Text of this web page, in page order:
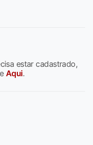
estar cadastrado,
Aqui.